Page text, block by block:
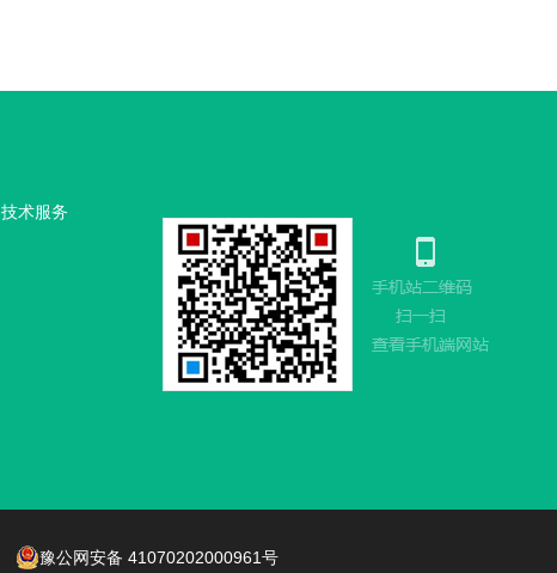
技术服务
豫公网安备 41070202000961号